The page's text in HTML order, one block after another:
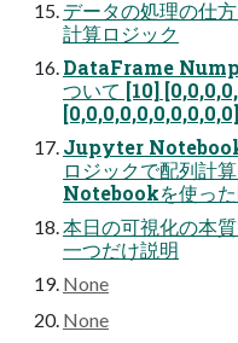
データの処理の仕
計算ロジック
DataFrame
ついて [10]
[0,0,0,0,0,0,0,0,0,0]
Jupyter
ロジックで配列計
Notebookを使った
本日の可視化の本
一つだけ説明
None
None